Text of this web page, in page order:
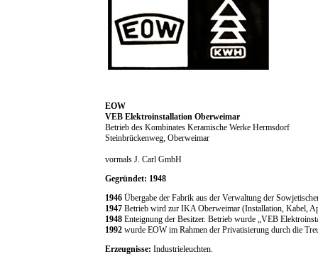
EOW
VEB Elektroinstallation Oberweimar
Betrieb des Kombinates Keramische Werke Hermsdorf
Steinbrückenweg, Oberweimar
vormals J. Carl GmbH
Gegründet: 1948
1946 Übergabe der Fabrik aus der Verwaltung der
1947 Betrieb wird zur IKA Oberweimar (Installation, Kabel,
1948 Enteignung der Besitzer. Betrieb wurde „VEB
1992 wurde EOW im Rahmen der Privatisierung durch die
Erzeugnisse: Industrieleuchten.